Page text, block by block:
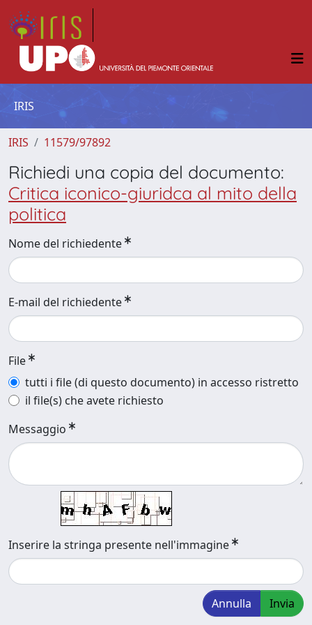
IRIS
IRIS 11579/97892
Richiedi una copia del documento:
Critica iconico-giuridca al mito della
politica
Nome del richiedente
E-mail del richiedente
File
tutti i file (di questo documento) in accesso ristretto
il file(s) che avete richiesto
Messaggio
Inserire la stringa presente nell'immagine
Annulla Invia